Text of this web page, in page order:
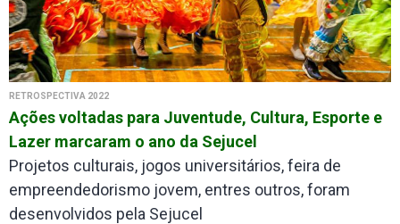
RETROSPECTIVA 2022
Ações voltadas para Juventude, Cultura, Esporte e
Lazer marcaram o ano da Sejucel
Projetos culturais, jogos universitários, feira de
empreendedorismo jovem, entres outros, foram
desenvolvidos pela Sejucel